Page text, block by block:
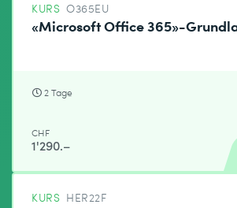
KURS O365EU
«Microsoft Office 365»-
2 Tage
CHF
1'290.–
KURS HER22F